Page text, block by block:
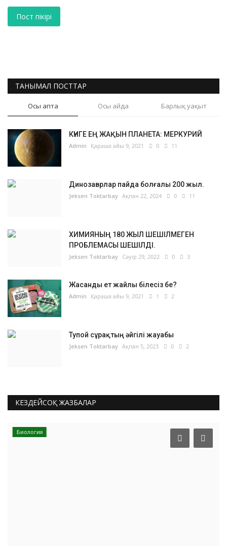
Пост пікірі
ТАНЫМАЛ ПОСТТАР
Осы апта Осы айда Барлық уақыт
КҮНГЕ ЕҢ ЖАҚЫН ПЛАНЕТА: МЕРКУРИЙ
Admin Қараша айы 9, 2021 0 11
Динозаврлар пайда болғалы 200 жыл.
Jeksen Toktarbay Ақпан 22, 2024 0 11
ХИМИЯНЫҢ 180 ЖЫЛ ШЕШІЛМЕГЕН
ПРОБЛЕМАСЫ ШЕШІЛДІ.
Jeksen Toktarbay Сәуір 29, 2022 0 3
Жасанды ет жайлы білесіз бе?
Admin Қараша айы 9, 2021 1 2
Тупой сұрақтың әйгілі жауабы
Jeksen Toktarbay Ақпан 5, 2023 0 2
КЕЗДЕЙСОҚ ЖАЗБАЛАР
Биология